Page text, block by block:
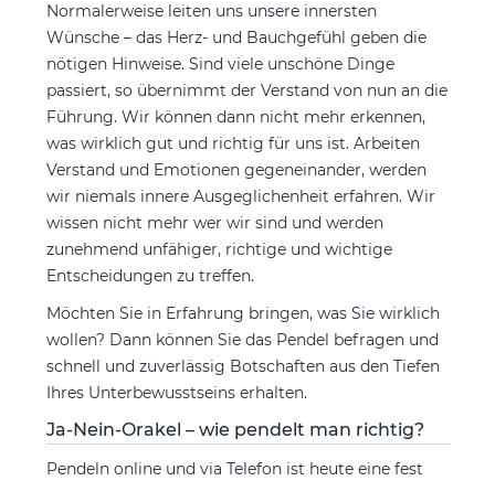
Normalerweise leiten uns unsere innersten
Wünsche – das Herz- und Bauchgefühl geben die
nötigen Hinweise. Sind viele unschöne Dinge
passiert, so übernimmt der Verstand von nun an die
Führung. Wir können dann nicht mehr erkennen,
was wirklich gut und richtig für uns ist. Arbeiten
Verstand und Emotionen gegeneinander, werden
wir niemals innere Ausgeglichenheit erfahren. Wir
wissen nicht mehr wer wir sind und werden
zunehmend unfähiger, richtige und wichtige
Entscheidungen zu treffen.
Möchten Sie in Erfahrung bringen, was Sie wirklich
wollen? Dann können Sie das Pendel befragen und
schnell und zuverlässig Botschaften aus den Tiefen
Ihres Unterbewusstseins erhalten.
Ja-Nein-Orakel – wie pendelt man richtig?
Pendeln online und via Telefon ist heute eine fest